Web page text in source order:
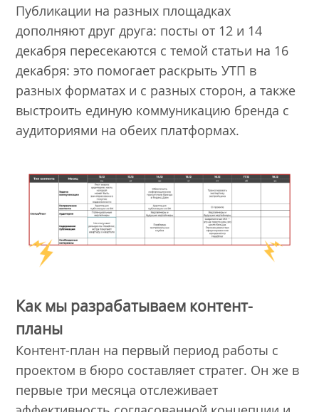
Публикации на разных площадках
дополняют друг друга: посты от 12 и 14
декабря пересекаются с темой статьи на 16
декабря: это помогает раскрыть УТП в
разных форматах и с разных сторон, а также
выстроить единую коммуникацию бренда с
аудиториями на обеих платформах.
Как мы разрабатываем контент-
планы
Контент-план на первый период работы с
проектом в бюро составляет стратег. Он же в
первые три месяца отслеживает